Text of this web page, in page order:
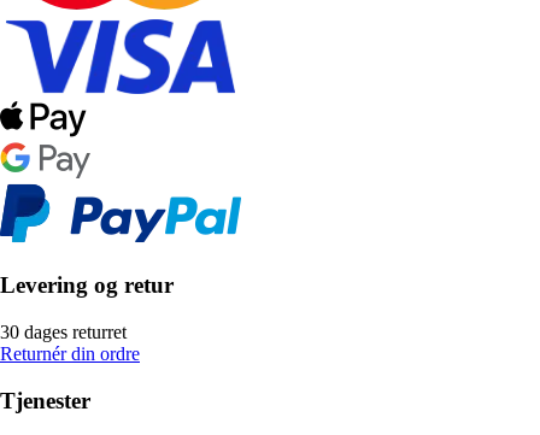
Levering og retur
30 dages returret
Returnér din ordre
Tjenester